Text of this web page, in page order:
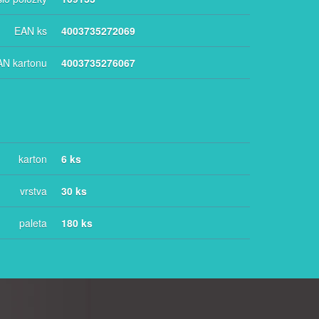
EAN ks 4003735272069
kartonu 4003735276067
karton 6 ks
vrstva 30 ks
paleta 180 ks